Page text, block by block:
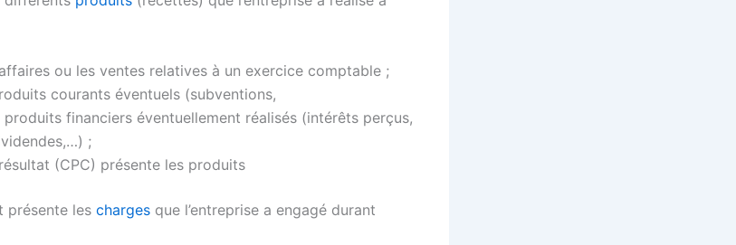
ou les ventes relatives à un exercice comptable ;
courants éventuels (subventions,
produits financiers éventuellement réalisés (intérêts perçus,
;
(CPC) présente les produits
présente les charges que l’entreprise a engagé durant